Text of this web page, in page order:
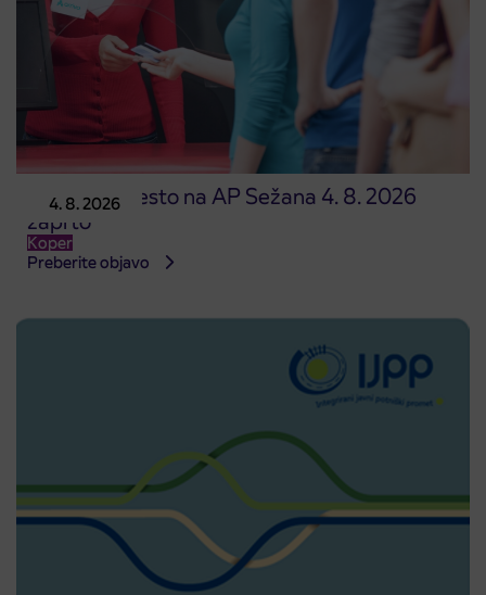
4. 8. 2026
Prodajno mesto na AP Sežana 4. 8. 2026
zaprto
Koper
Preberite objavo